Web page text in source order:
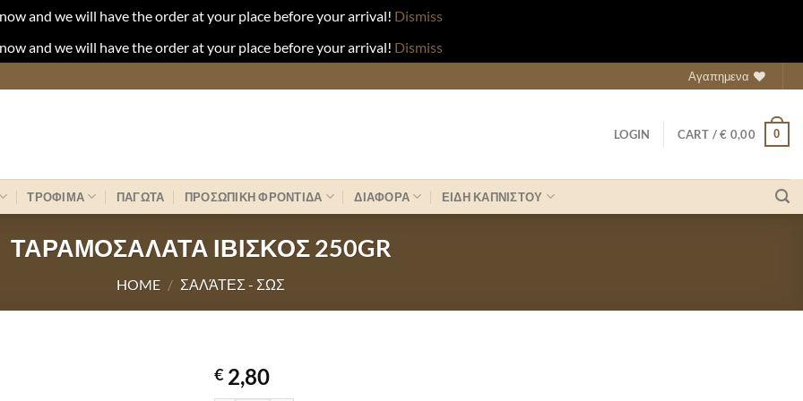
and we will have the order at your place before your arrival! Dismiss
and we will have the order at your place before your arrival! Dismiss
Αγαπημενα
LOGIN CART /€ 0,00 0
ΤΡΟΦΙΜΑ ΠΑΓΩΤΑ ΠΡΟΣΩΠΙΚΗ ΦΡΟΝΤΙΔΑ ΔΙΑΦΟΡΑ ΕΙΔΗ ΚΑΠΝΙΣΤΟΥ
ΤΑΡΑΜΟΣΑΛΑΤΑ ΙΒΙΣΚΟΣ 250GR
HOME / ΣΑΛΆΤΕΣ - ΣΩΣ
€ 2,80